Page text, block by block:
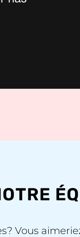
Vous